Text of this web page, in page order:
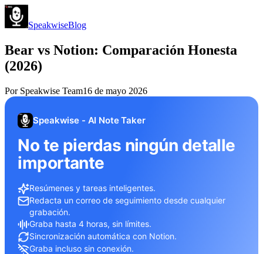
SpeakwiseBlog
Bear vs Notion: Comparación Honesta
(2026)
Por Speakwise Team16 de mayo 2026
Speakwise - AI Note Taker
No te pierdas ningún detalle
importante
Resúmenes y tareas inteligentes.
Redacta un correo de seguimiento desde cualquier
grabación.
Graba hasta 4 horas, sin límites.
Sincronización automática con Notion.
Graba incluso sin conexión.